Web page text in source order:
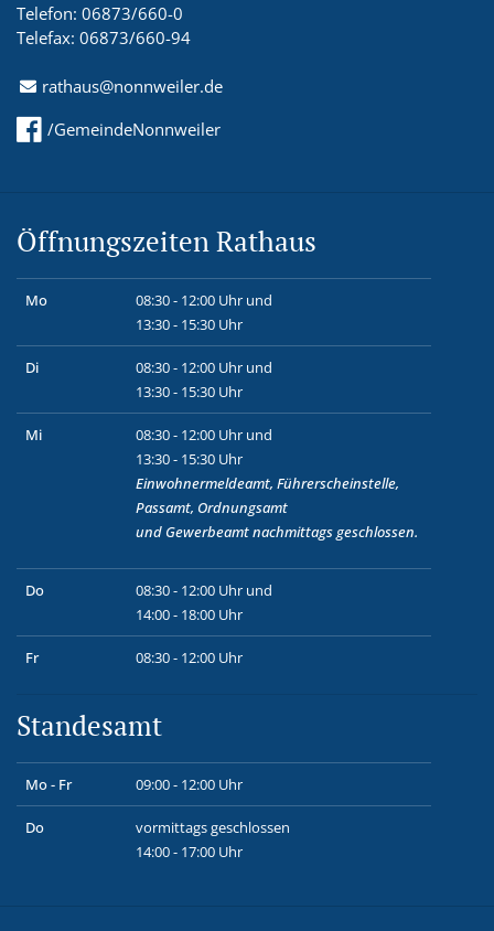
Telefon: 06873/660-0
Telefax: 06873/660-94
rathaus@nonnweiler.de
/GemeindeNonnweiler
Öffnungszeiten Rathaus
Mo
08:30 - 12:00 Uhr und
13:30 - 15:30 Uhr
Di
08:30 - 12:00 Uhr und
13:30 - 15:30 Uhr
Mi
08:30 - 12:00 Uhr und
13:30 - 15:30 Uhr
Einwohnermeldeamt, Führerscheinstelle,
Passamt, Ordnungsamt
und Gewerbeamtnachmittags geschlossen.
Do
08:30 - 12:00 Uhr und
14:00 - 18:00 Uhr
Fr 08:30 - 12:00 Uhr
Standesamt
Mo - Fr 09:00 - 12:00 Uhr
Do
vormittags geschlossen
14:00 - 17:00 Uhr